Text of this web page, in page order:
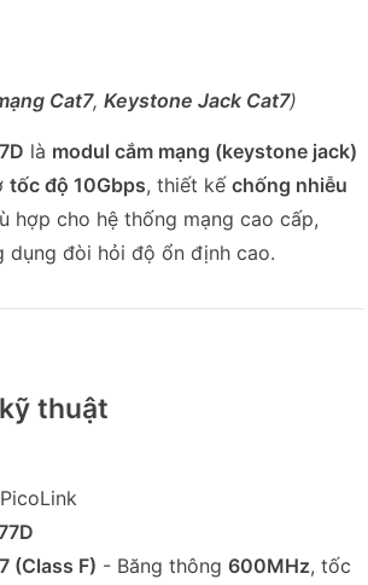
Cat7, Keystone Jack Cat7)
là modul cắm mạng (keystone jack)
tốc độ 10Gbps, thiết kế chống nhiễu
hợp cho hệ thống mạng cao cấp,
dụng đòi hỏi độ ổn định cao.
thuật
PicoLink
(Class F) - Băng thông 600MHz, tốc